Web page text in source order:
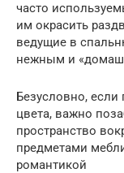
часто
им окрасить
ведущие в
нежным и
Безусловно, если
цвета, важно
пространство
предметами
романтикой